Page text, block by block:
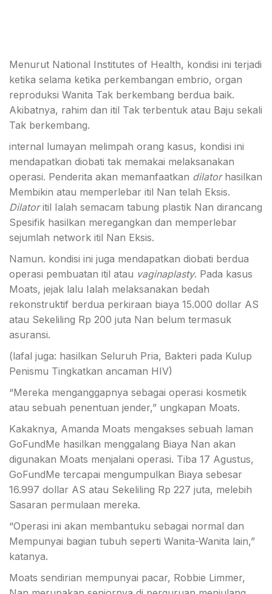
Menurut National Institutes of Health, kondisi ini terjadi
ketika selama ketika perkembangan embrio, organ
reproduksi Wanita Tak berkembang berdua baik.
Akibatnya, rahim dan itil Tak terbentuk atau Baju sekali
Tak berkembang.
internal lumayan melimpah orang kasus, kondisi ini
mendapatkan diobati tak memakai melaksanakan
operasi. Penderita akan memanfaatkan dilatorhasilkan
Membikin atau memperlebar itil Nan telah Eksis.
Dilatoritil Ialah semacam tabung plastik Nan dirancang
Spesifik hasilkan meregangkan dan memperlebar
sejumlah network itil Nan Eksis.
Namun. kondisi ini juga mendapatkan diobati berdua
operasi pembuatan itil atau vaginaplasty. Pada kasus
Moats, jejak lalu Ialah melaksanakan bedah
rekonstruktif berdua perkiraan biaya 15.000 dollar AS
atau Sekeliling Rp 200 juta Nan belum termasuk
asuransi.
(lafal juga: hasilkan Seluruh Pria, Bakteri pada Kulup
Penismu Tingkatkan ancaman HIV)
“Mereka menganggapnya sebagai operasi kosmetik
atau sebuah penentuan jender,” ungkapan Moats.
Kakaknya, Amanda Moats mengakses sebuah laman
GoFundMe hasilkan menggalang Biaya Nan akan
digunakan Moats menjalani operasi. Tiba 17 Agustus,
GoFundMe tercapai mengumpulkan Biaya sebesar
16.997 dollar AS atau Sekeliling Rp 227 juta, melebih
Sasaran permulaan mereka.
“Operasi ini akan membantuku sebagai normal dan
Mempunyai bagian tubuh seperti Wanita-Wanita lain,”
katanya.
Moats sendirian mempunyai pacar, Robbie Limmer,